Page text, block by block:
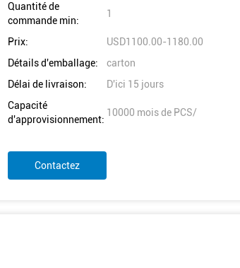
Quantité de
commande min:
1
Prix:
USD1100.00-1180.00
Détails d'emballage:
carton
Délai de livraison:
D'ici 15 jours
Capacité
d'approvisionnement:
10000 mois de PCS/
Contactez